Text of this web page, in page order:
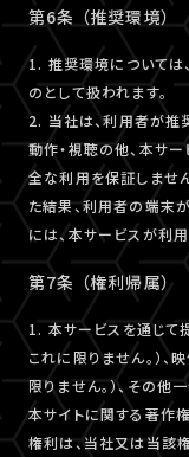
第6条 （推奨環境）
1. 推奨環境については
のとして扱われます。
2. 当社は、利用者が推
動作・視聴の他、本サ
全な利用を保証しませ
た結果、利用者の端末
には、本サービスが利
第7条 （権利帰属）
1. 本サービスを通じて
これに限りません。）、
限りません。）、その他
本サイトに関する著作
権利は、当社又は当該